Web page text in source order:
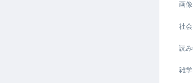
画
社
読
雑学